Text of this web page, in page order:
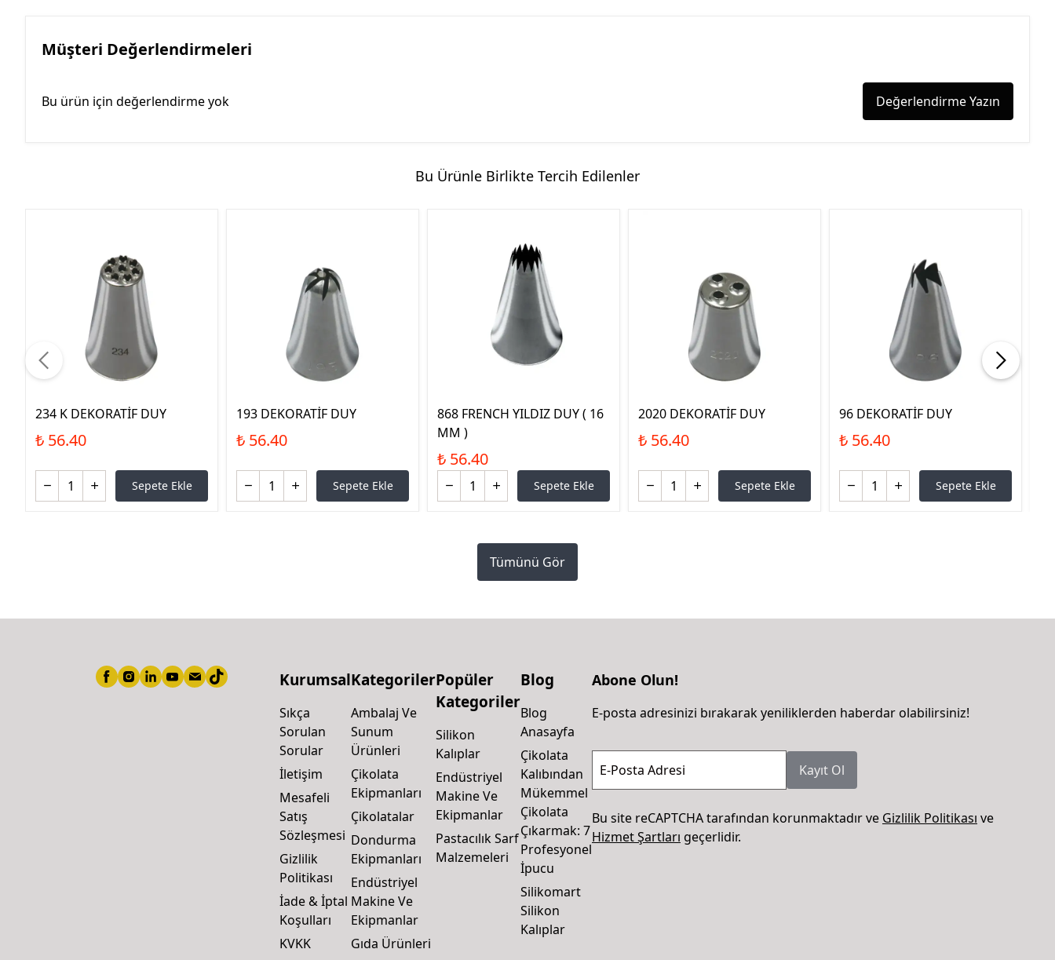
Müşteri Değerlendirmeleri
Bu ürün için değerlendirme yok Değerlendirme Yazın
Bu Ürünle Birlikte Tercih Edilenler
234 K DEKORATİF DUY
₺ 56.40
Sepete Ekle
193 DEKORATİF DUY
₺ 56.40
Sepete Ekle
868 FRENCH YILDIZ DUY ( 16
MM )
₺ 56.40
Sepete Ekle
2020 DEKORATİF DUY
₺ 56.40
Sepete Ekle
96 DEKORATİF DUY
₺ 56.40
Sepete Ekle
Tümünü Gör
Kurumsal
Sıkça
Sorulan
Sorular
İletişim
Mesafeli
Satış
Sözleşmesi
Gizlilik
Politikası
İade & İptal
Koşulları
KVKK
Kategoriler
Ambalaj Ve
Sunum
Ürünleri
Çikolata
Ekipmanları
Çikolatalar
Dondurma
Ekipmanları
Endüstriyel
Makine Ve
Ekipmanlar
Gıda Ürünleri
Popüler
Kategoriler
Silikon
Kalıplar
Endüstriyel
Makine Ve
Ekipmanlar
Pastacılık Sarf
Malzemeleri
Blog
Blog
Anasayfa
Çikolata
Kalıbından
Mükemmel
Çikolata
Çıkarmak: 7
Profesyonel
İpucu
Silikomart
Silikon
Kalıplar
Abone Olun!
E-posta adresinizi bırakarak yeniliklerden haberdar olabilirsiniz!
E-Posta Adresi Kayıt Ol
Bu site reCAPTCHA tarafından korunmaktadır ve Gizlilik Politikası ve
Hizmet Şartları geçerlidir.